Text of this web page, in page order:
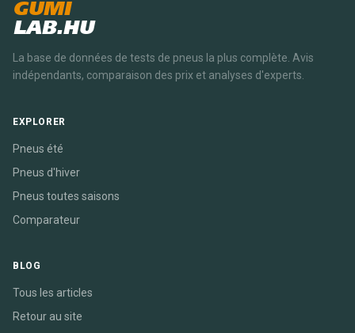
GUMI
LAB.HU
La base de données de tests de pneus la plus complète. Avis
indépendants, comparaison des prix et analyses d'experts.
EXPLORER
Pneus été
Pneus d'hiver
Pneus toutes saisons
Comparateur
BLOG
Tous les articles
Retour au site